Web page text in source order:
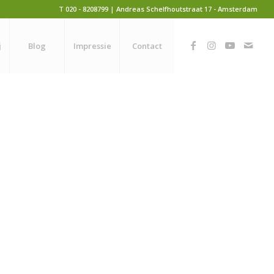
T 020 - 8208799 | Andreas Schelfhoutstraat 17 - Amsterdam
Blog Impressie Contact